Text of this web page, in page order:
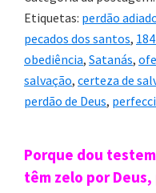
Etiquetas: perdão
pecados dos santos,
obediência, Satanás,
salvação, certeza de
perdão de Deus,
Sidebar
primária
Porque dou
têm zelo por